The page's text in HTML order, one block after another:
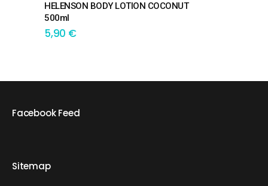
HELENSON BODY LOTION COCONUT
500ml
5,90 €
Facebook Feed
Sitemap